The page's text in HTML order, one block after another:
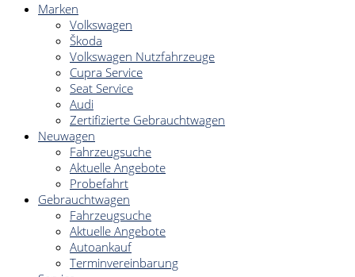
Marken
Volkswagen
Škoda
Volkswagen Nutzfahrzeuge
Cupra Service
Seat Service
Audi
Zertifizierte Gebrauchtwagen
Neuwagen
Fahrzeugsuche
Aktuelle Angebote
Probefahrt
Gebrauchtwagen
Fahrzeugsuche
Aktuelle Angebote
Autoankauf
Terminvereinbarung